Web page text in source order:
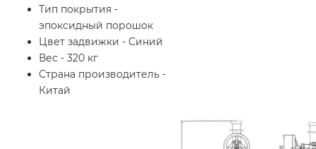
Тип покрытия -
эпоксидный порошок
Цвет задвижки - Синий
Вес - 320 кг
Страна производитель -
Китай